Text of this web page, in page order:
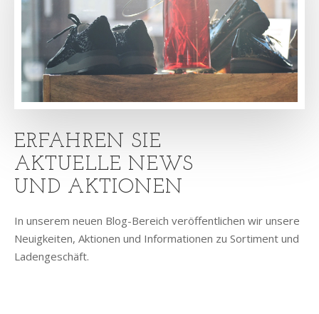
ERFAHREN SIE
AKTUELLE NEWS
UND AKTIONEN
In unserem neuen Blog-Bereich veröffentlichen wir unsere
Neuigkeiten, Aktionen und Informationen zu Sortiment und
Ladengeschäft.